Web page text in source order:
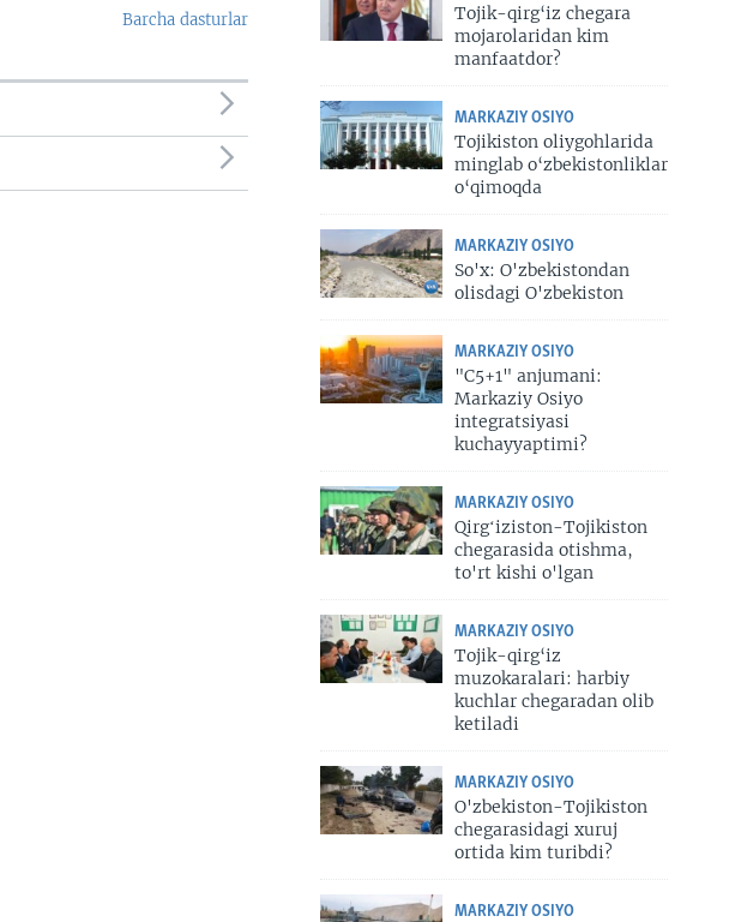
Tojik-qirg‘iz chegara
mojarolaridan kim
manfaatdor?
MARKAZIY OSIYO
Tojikiston oliygohlarida
minglab o‘zbekistonliklar
o‘qimoqda
MARKAZIY OSIYO
So'x: O'zbekistondan
olisdagi O'zbekiston
MARKAZIY OSIYO
"C5+1" anjumani:
Markaziy Osiyo
integratsiyasi
kuchayyaptimi?
MARKAZIY OSIYO
Qirgʻiziston-Tojikiston
chegarasida otishma,
to'rt kishi o'lgan
MARKAZIY OSIYO
Tojik-qirg‘iz
muzokaralari: harbiy
kuchlar chegaradan olib
ketiladi
MARKAZIY OSIYO
O'zbekiston-Tojikiston
chegarasidagi xuruj
ortida kim turibdi?
MARKAZIY OSIYO
Barcha dasturlar